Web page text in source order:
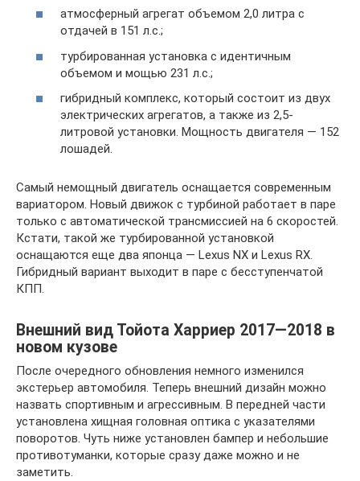
атмосферный агрегат объемом 2,0 литра с
отдачей в 151 л.с.;
турбированная установка с идентичным
объемом и мощью 231 л.с.;
гибридный комплекс, который состоит из двух
электрических агрегатов, а также из 2,5-
литровой установки. Мощность двигателя — 152
лошадей.
Самый немощный двигатель оснащается современным
вариатором. Новый движок с турбиной работает в паре
только с автоматической трансмиссией на 6 скоростей.
Кстати, такой же турбированной установкой
оснащаются еще два японца — Lexus NX и Lexus RX.
Гибридный вариант выходит в паре с бесступенчатой
КПП.
Внешний вид Тойота Харриер 2017—2018 в
новом кузове
После очередного обновления немного изменился
экстерьер автомобиля. Теперь внешний дизайн можно
назвать спортивным и агрессивным. В передней части
установлена хищная головная оптика с указателями
поворотов. Чуть ниже установлен бампер и небольшие
противотуманки, которые сразу даже можно и не
заметить.